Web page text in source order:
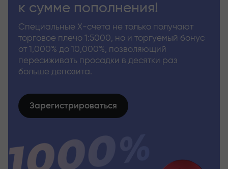
к сумме пополнения!
Специальные Х-счета не только получают
торговое плечо 1:5000, но и торгуемый бонус
от 1,000% до 10,000%, позволяющий
пересиживать просадки в десятки раз
больше депозита.
Зарегистрироваться